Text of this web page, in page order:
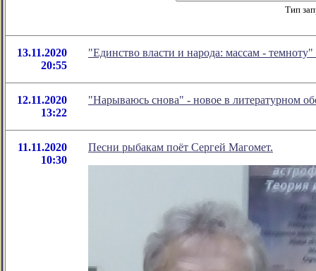
Тип
13.11.2020
20:55
"Единство власти и народа: массам -
12.11.2020
13:22
"Нарываюсь снова" - новое в литературном
11.11.2020
10:30
Песни рыбакам поёт Сергей Магомет.